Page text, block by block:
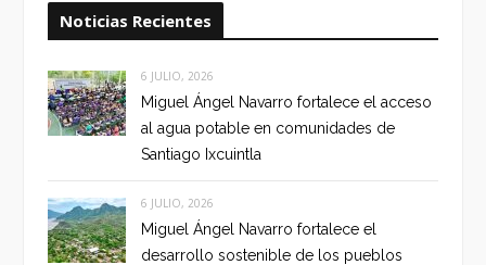
Noticias Recientes
6 JULIO, 2026
Miguel Ángel Navarro fortalece el acceso
al agua potable en comunidades de
Santiago Ixcuintla
6 JULIO, 2026
Miguel Ángel Navarro fortalece el
desarrollo sostenible de los pueblos